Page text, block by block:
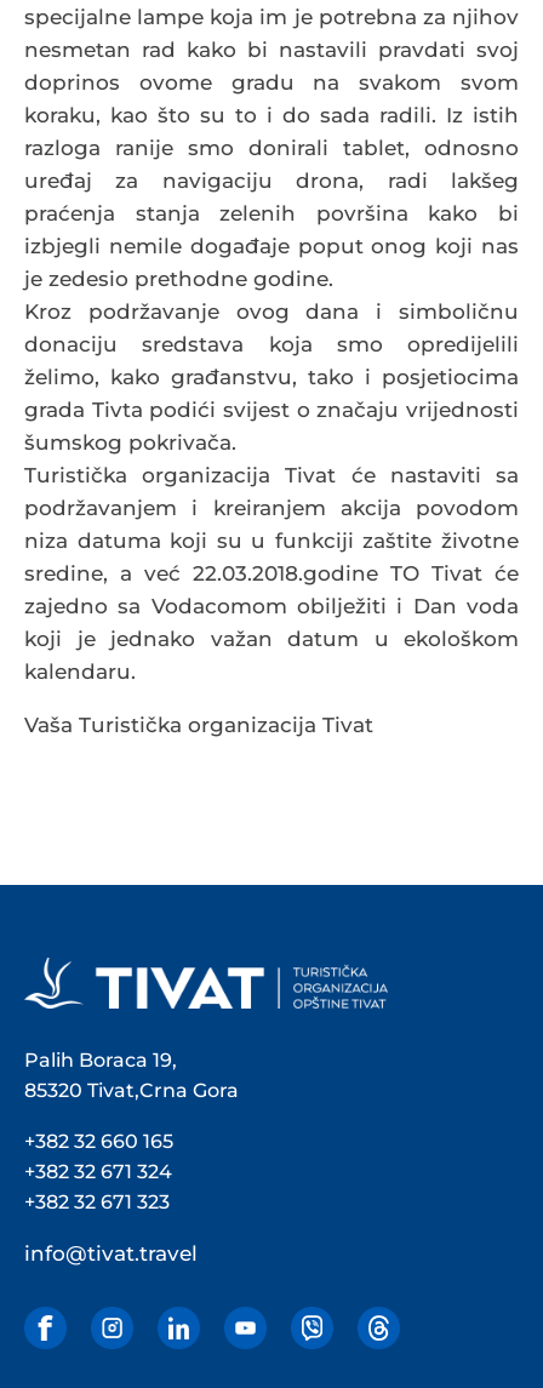
specijalne lampe koja im je potrebna za njihov
nesmetan rad kako bi nastavili pravdati svoj
doprinos ovome gradu na svakom svom
koraku, kao što su to i do sada radili. Iz istih
razloga ranije smo donirali tablet, odnosno
uređaj za navigaciju drona, radi lakšeg
praćenja stanja zelenih površina kako bi
izbjegli nemile događaje poput onog koji nas
je zedesio prethodne godine.
Kroz podržavanje ovog dana i simboličnu
donaciju sredstava koja smo opredijelili
želimo, kako građanstvu, tako i posjetiocima
grada Tivta podići svijest o značaju vrijednosti
šumskog pokrivača.
Turistička organizacija Tivat će nastaviti sa
podržavanjem i kreiranjem akcija povodom
niza datuma koji su u funkciji zaštite životne
sredine, a već 22.03.2018.godine TO Tivat će
zajedno sa Vodacomom obilježiti i Dan voda
koji je jednako važan datum u ekološkom
kalendaru.
Vaša Turistička organizacija Tivat
Palih Boraca 19,
85320 Tivat,Crna Gora
+382 32 660 165
+382 32 671 324
+382 32 671 323
info@tivat.travel